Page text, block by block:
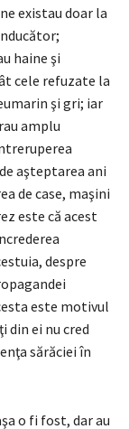
existau doar la
haine şi
cele refuzate la
şi gri; iar
amplu
aşteptarea ani
de case, maşini
este că acest
despre
este motivul
din ei nu cred
sărăciei în
o fi fost, dar au